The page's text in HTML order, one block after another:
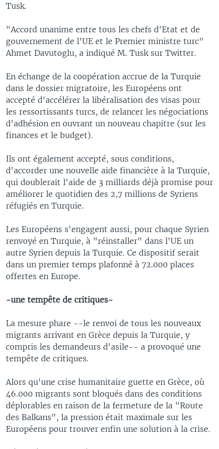
Tusk.
"Accord unanime entre tous les chefs d'Etat et de
gouvernement de l'UE et le Premier ministre turc"
Ahmet Davutoglu, a indiqué M. Tusk sur Twitter.
En échange de la coopération accrue de la Turquie
dans le dossier migratoire, les Européens ont
accepté d'accélérer la libéralisation des visas pour
les ressortissants turcs, de relancer les négociations
d'adhésion en ouvrant un nouveau chapitre (sur les
finances et le budget).
Ils ont également accepté, sous conditions,
d'accorder une nouvelle aide financière à la Turquie,
qui doublerait l'aide de 3 milliards déjà promise pour
améliorer le quotidien des 2,7 millions de Syriens
réfugiés en Turquie.
Les Européens s'engagent aussi, pour chaque Syrien
renvoyé en Turquie, à "réinstaller" dans l'UE un
autre Syrien depuis la Turquie. Ce dispositif serait
dans un premier temps plafonné à 72.000 places
offertes en Europe.
-une tempête de critiques-
La mesure phare --le renvoi de tous les nouveaux
migrants arrivant en Grèce depuis la Turquie, y
compris les demandeurs d'asile-- a provoqué une
tempête de critiques.
Alors qu'une crise humanitaire guette en Grèce, où
46.000 migrants sont bloqués dans des conditions
déplorables en raison de la fermeture de la "Route
des Balkans", la pression était maximale sur les
Européens pour trouver enfin une solution à la crise.